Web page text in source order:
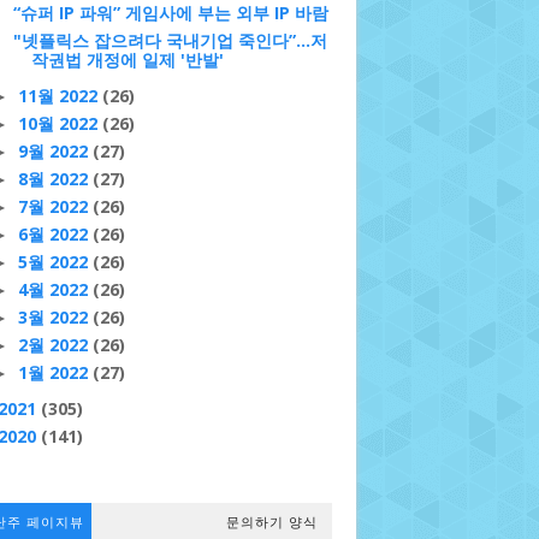
“슈퍼 IP 파워” 게임사에 부는 외부 IP 바람
"넷플릭스 잡으려다 국내기업 죽인다”…저
작권법 개정에 일제 '반발'
11월 2022 (26)
10월 2022 (26)
9월 2022 (27)
8월 2022 (27)
7월 2022 (26)
6월 2022 (26)
5월 2022 (26)
4월 2022 (26)
3월 2022 (26)
2월 2022 (26)
1월 2022 (27)
2021 (305)
2020 (141)
주 페이지뷰 문의하기 양식